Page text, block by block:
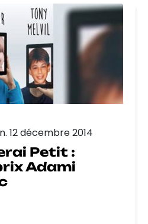
12 décembre 2014
Petit :
Adami